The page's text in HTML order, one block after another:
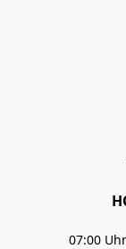
07:00